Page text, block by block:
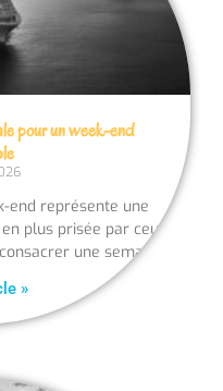
pour un week-end
end représente une
plus prisée par ceux
une semaine
»